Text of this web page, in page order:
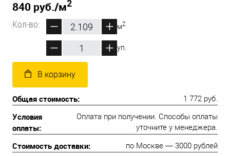
840 руб./м2
Кол-во:
м2
уп.
В корзину
Общая стоимость: 1 772 руб.
Условия
оплаты:
Оплата при получении. Способы оплаты
уточните у менеджера.
Стоимость доставки: по Москве — 3000 рублей